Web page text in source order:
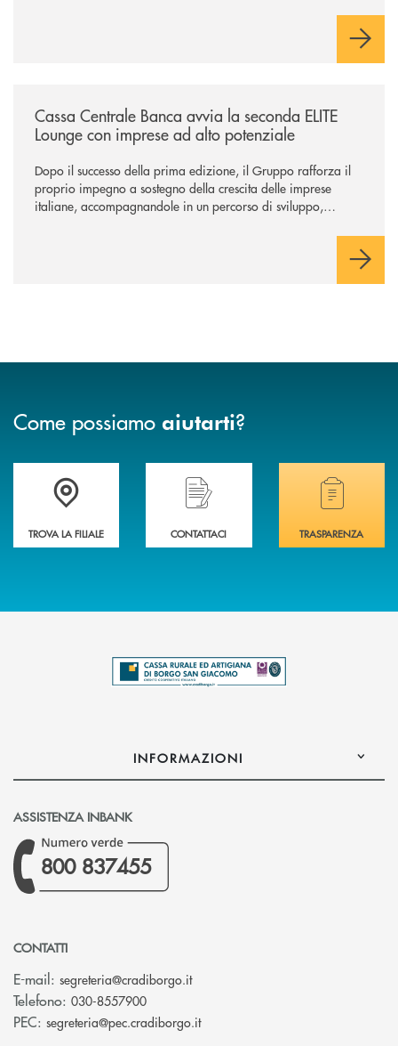
negoziazione esclusiva per la finalizzazione dell’operazione.
Cassa Centrale Banca avvia la seconda ELITE
Lounge con imprese ad alto potenziale
Dopo il successo della prima edizione, il Gruppo rafforza il
proprio impegno a sostegno della crescita delle imprese
italiane, accompagnandole in un percorso di sviluppo,
Come possiamo aiutarti?
Trova la filiale più vicina a te .
TROVA LA FILIALE
Hai bisogno di assistenza immediata?
CONTATTACI
Hai bisogno di
TRASPARENZA
INFORMAZIONI
ASSISTENZA INBANK
800 837455
CONTATTI
E-mail: segreteria@cradiborgo.it(si apre l’app di posta elettronica)
Telefono: 030-8557900
PEC: segreteria@pec.cradiborgo.it(si apre l’app di posta